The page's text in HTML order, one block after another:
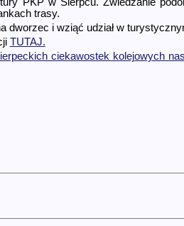
PKP w Sierpcu. Zwiedzanie
trasy.
dworzec i wziąć udział w
TUTAJ.
ciekawostek kolejowych